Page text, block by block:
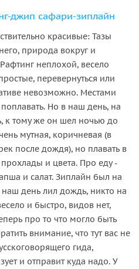
джип сафари-зиплайн
красивые: Тазы
природа вокруг и
неплохой, весело
перевернуться или
невозможно. Местами
Но в наш день, на
к тому же он шел ночью до
мутная, коричневая (в
после дождя), но плавать в
и цвета. Про еду -
и салат. Зиплайн был на
наш день лил дождь, никто на
и быстро, видов нет,
про то что могло быть
внимание, что тут вас не
гида,
и отправит куда надо. У